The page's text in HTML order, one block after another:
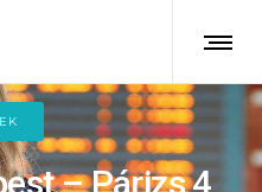
– Párizs 4